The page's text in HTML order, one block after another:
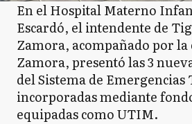
En el Hospital Materno
Escardó, el intendente de
Zamora, acompañado por la
Zamora, presentó las 3
del Sistema de Emergencias
incorporadas mediante
equipadas como UTIM.